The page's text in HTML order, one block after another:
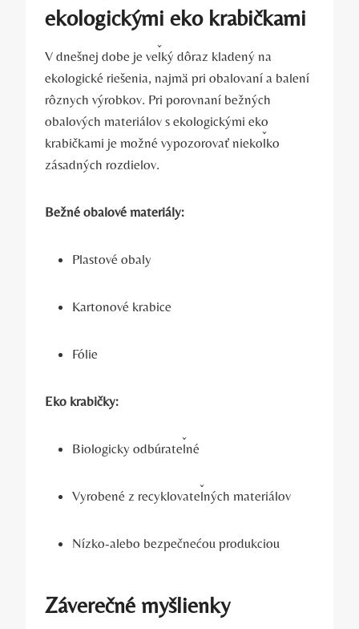
ekologickými eko krabičkami
V dnešnej dobe je veľký dôraz kladený na
ekologické riešenia, najmä pri obalovaní a balení
rôznych výrobkov. Pri porovnaní bežných
obalových materiálov s ekologickými eko
krabičkami je možné vypozorovať niekoľko
zásadných rozdielov.
Bežné obalové materiály:
Plastové obaly
Kartonové krabice
Fólie
Eko krabičky:
Biologicky odbúrateľné
Vyrobené z recyklovateľných materiálov
Nízko-alebo bezpečnećou produkciou
Záverečné myšlienky